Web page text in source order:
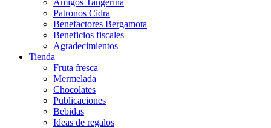
Patronos Cidra
Benefactores Bergamota
Beneficios fiscales
Agradecimientos
Tienda
Fruta fresca
Mermelada
Chocolates
Publicaciones
Bebidas
Ideas de regalos